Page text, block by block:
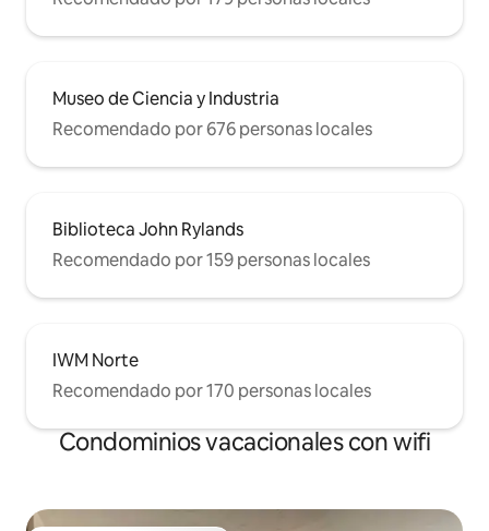
Museo de Ciencia y Industria
Recomendado por 676 personas locales
Biblioteca John Rylands
Recomendado por 159 personas locales
IWM Norte
Recomendado por 170 personas locales
Condominios vacacionales con wifi